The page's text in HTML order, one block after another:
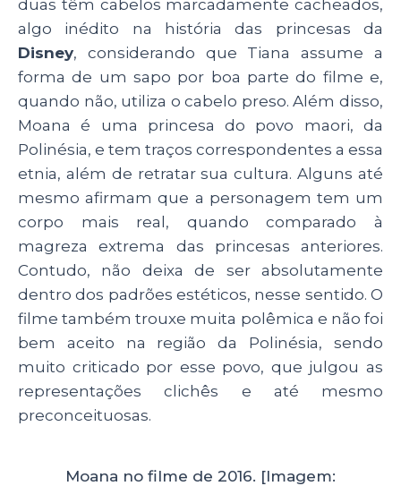
duas têm cabelos marcadamente cacheados,
algo inédito na história das princesas da
Disney, considerando que Tiana assume a
forma de um sapo por boa parte do filme e,
quando não, utiliza o cabelo preso. Além disso,
Moana é uma princesa do povo maori, da
Polinésia, e tem traços correspondentes a essa
etnia, além de retratar sua cultura. Alguns até
mesmo afirmam que a personagem tem um
corpo mais real, quando comparado à
magreza extrema das princesas anteriores.
Contudo, não deixa de ser absolutamente
dentro dos padrões estéticos, nesse sentido. O
filme também trouxe muita polêmica e não foi
bem aceito na região da Polinésia, sendo
muito criticado por esse povo, que julgou as
representações clichês e até mesmo
preconceituosas.
Moana no filme de 2016. [Imagem: